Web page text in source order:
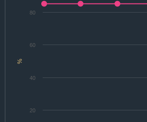
%
20
40
60
80